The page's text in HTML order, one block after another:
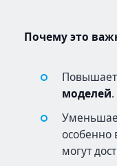
Почему это
Повышает
моделей.
особенно
могут